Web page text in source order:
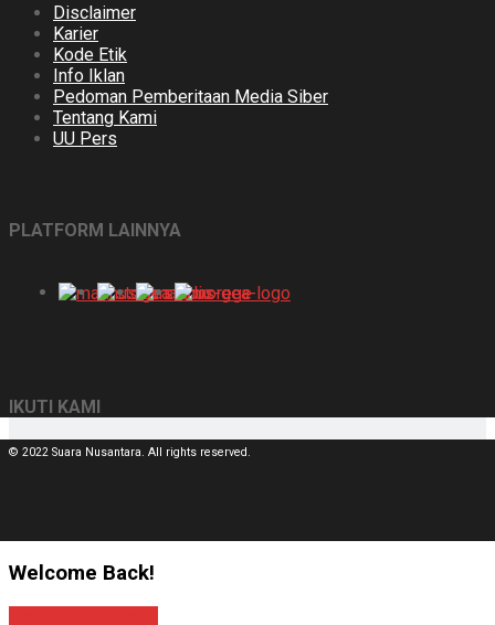
Disclaimer
Karier
Kode Etik
Info Iklan
Pedoman Pemberitaan Media Siber
Tentang Kami
UU Pers
PLATFORM LAINNYA
IKUTI KAMI
© 2022 Suara Nusantara. All rights reserved.
Welcome Back!